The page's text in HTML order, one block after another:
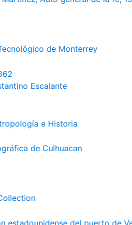
de Monterrey
Escalante
e Historia
de Culhuacan
estadounidense del puerto de